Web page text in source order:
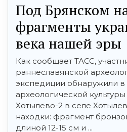
Под Брянском
фрагменты
века нашей эры
Как сообщает ТАСС,
раннеславянской
экспедиции обнаружили в
археологической
Хотылево-2 в селе
находки: фрагмент
длиной 12-15 см и ...